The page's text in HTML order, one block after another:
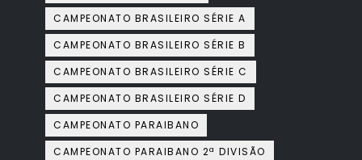
CAMPEONATO BRASILEIRO SÉRIE A
CAMPEONATO BRASILEIRO SÉRIE B
CAMPEONATO BRASILEIRO SÉRIE C
CAMPEONATO BRASILEIRO SÉRIE D
CAMPEONATO PARAIBANO
CAMPEONATO PARAIBANO 2ª DIVISÃO